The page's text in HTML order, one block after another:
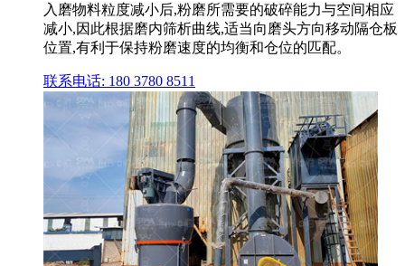
入磨物料粒度减小后,粉磨所需要的破碎能力与空间相应
减小,因此根据磨内筛析曲线,适当向磨头方向移动隔仓板
位置,有利于保持粉磨速度的均衡和仓位的匹配。
联系电话: 180 3780 8511